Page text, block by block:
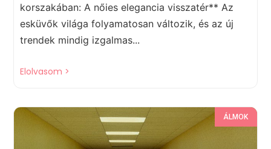
korszakában: A nőies elegancia visszatér** Az
esküvők világa folyamatosan változik, és az új
trendek mindig izgalmas...
Elolvasom >
ÁLMOK